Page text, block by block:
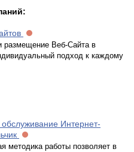
размещение Веб-Сайта в
подход к каждому
Интернет-
методика работы позволяет в